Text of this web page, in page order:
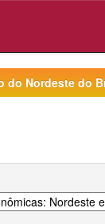
do Nordeste do